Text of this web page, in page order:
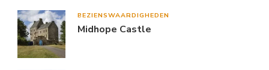
BEZIENSWAARDIGHEDEN
Midhope Castle